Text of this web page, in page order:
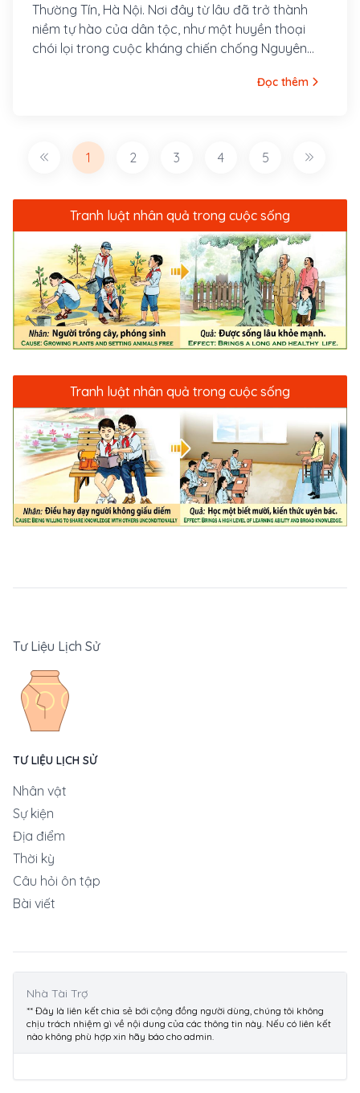
Thường Tín, Hà Nội. Nơi đây từ lâu đã trở thành
niềm tự hào của dân tộc, như một huyền thoại
chói lọi trong cuộc kháng chiến chống Nguyên
Đọc thêm
1 2 3 4 5
Tranh luật nhân quả trong cuộc sống
Tranh luật nhân quả trong cuộc sống
Tư Liệu Lịch Sử
TƯ LIỆU LỊCH SỬ
Nhân vật
Sự kiện
Địa điểm
Thời kỳ
Câu hỏi ôn tập
Bài viết
Nhà Tài Trợ
** Đây là liên kết chia sẻ bới cộng đồng người dùng, chúng tôi không
chịu trách nhiệm gì về nội dung của các thông tin này. Nếu có liên kết
nào không phù hợp xin hãy báo cho admin.